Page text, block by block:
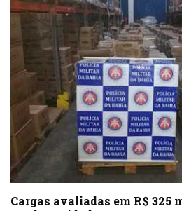
Cargas avaliadas em R$ 325